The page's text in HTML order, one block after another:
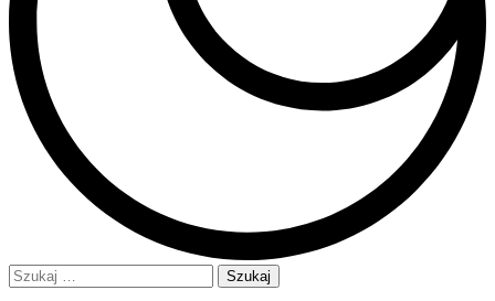
Szukaj: